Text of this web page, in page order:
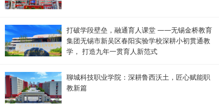
打破学段壁垒，融通育人课堂 ——无锡金桥教育
集团无锡市新吴区春阳实验学校深耕小初贯通教
学， 打造九年一贯育人新范式
聊城科技职业学院：深耕鲁西沃土，匠心赋能职
教新篇